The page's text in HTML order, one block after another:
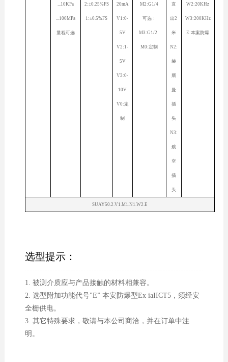
...10KPa
...100MPa
量程可选
2:±0.25%FS
1:±0.5%FS
20mA
V1:0-
5V
V2:1-
5V
V3:0-
10V
V0:定
制
M2:G1/4
可选：
M3:G1/2
M0:定制
直
出2
米
N2:
赫
斯
曼
插
头
N3:
航
空
插
头
W2:20KHz
W3:200KHz
E:本案防爆
SUAY50.2.V1.M1.N1.W2.E
选型提示：
1. 被测介质应与产品接触的材料相兼容。
2. 选型附加功能代号"E” 本安防爆型Ex iaIICT5，须经安
全栅供电。
3. 其它特殊要求，敬请与本公司商洽，并在订单中注
明。